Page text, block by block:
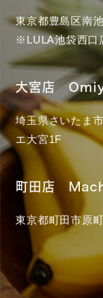
東京都豊島区南
※LULA池袋西口
大宮店
埼玉県さいたま
エ大宮1F
町田店
東京都町田市原